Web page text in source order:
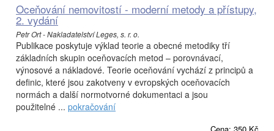
Oceňování nemovitostí - moderní metody a přístupy,
2. vydání
Petr Ort - Nakladatelství Leges, s. r. o.
Publikace poskytuje výklad teorie a obecné metodiky tří
základních skupin oceňovacích metod – porovnávací,
výnosové a nákladové. Teorie oceňování vychází z principů a
definic, které jsou zakotveny v evropských oceňovacích
normách a další normotvorné dokumentaci a jsou
použitelné ... pokračování
Cena: 350 Kč